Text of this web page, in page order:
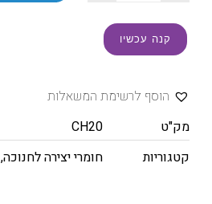
קנה עכשיו
הוסף לרשימת המשאלות
מק"ט
CH20
קטגוריות
חומרי יצירה לחנוכה,